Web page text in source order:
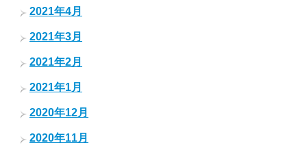
2021年4月
2021年3月
2021年2月
2021年1月
2020年12月
2020年11月